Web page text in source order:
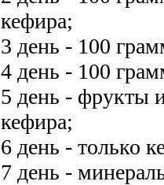
кефира;
3 день - 100
4 день - 100
5 день - фрукты
кефира;
6 день - только
7 день -